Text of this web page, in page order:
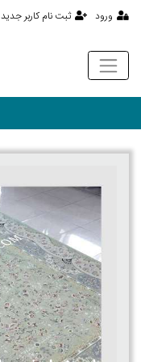
ورود ثبت نام کاربر جدید